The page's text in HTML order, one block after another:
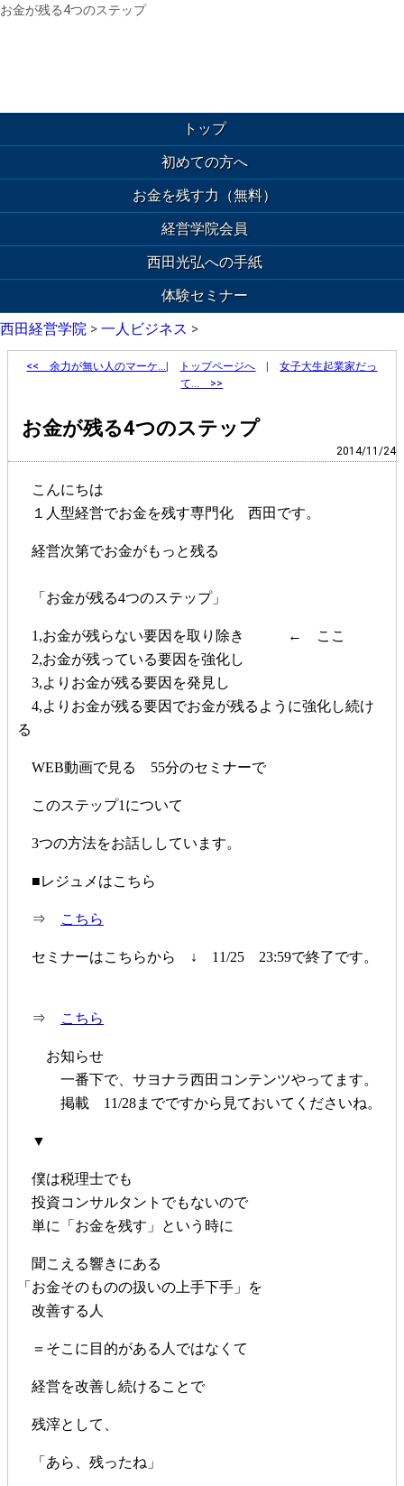
お金が残る4つのステップ
トップ
初めての方へ
お金を残す力（無料）
経営学院会員
西田光弘への手紙
体験セミナー
西田経営学院 > 一人ビジネス >
<<余力が無い人のマーケ… トップページへ |女子大生起業家だっ
て… >>
お金が残る4つのステップ
2014/11/24
こんにちは
１人型経営でお金を残す専門化 西田です。
経営次第でお金がもっと残る
「お金が残る4つのステップ」
1,お金が残らない要因を取り除き ← ここ
2,お金が残っている要因を強化し
3,よりお金が残る要因を発見し
4,よりお金が残る要因でお金が残るように強化し続け
る
WEB動画で見る 55分のセミナーで
このステップ1について
3つの方法をお話ししています。
■レジュメはこちら
⇒ こちら
セミナーはこちらから ↓ 11/25 23:59で終了です。
⇒ こちら
お知らせ
一番下で、サヨナラ西田コンテンツやってます。
掲載 11/28までですから見ておいてくださいね。
▼
僕は税理士でも
投資コンサルタントでもないので
単に「お金を残す」という時に
聞こえる響きにある
「お金そのものの扱いの上手下手」を
改善する人
＝そこに目的がある人ではなくて
経営を改善し続けることで
残滓として、
「あら、残ったね」